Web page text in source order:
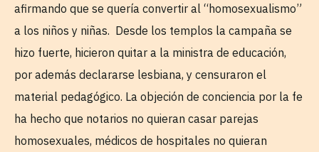
afirmando que se quería convertir al “homosexualismo”
a los niños y niñas. Desde los templos la campaña se
hizo fuerte, hicieron quitar a la ministra de educación,
por además declararse lesbiana, y censuraron el
material pedagógico. La objeción de conciencia por la fe
ha hecho que notarios no quieran casar parejas
homosexuales, médicos de hospitales no quieran